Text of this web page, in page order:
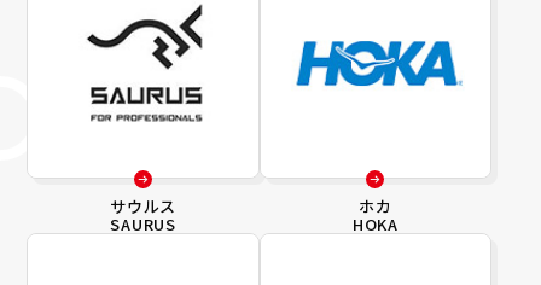
サウルス
SAURUS
ホカ
HOKA